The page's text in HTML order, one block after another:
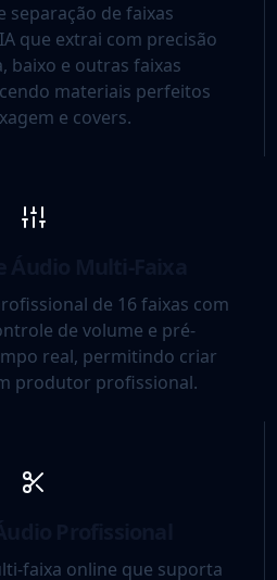
separação de faixas
que extrai com precisão
baixo e outras faixas
materiais perfeitos
e covers.
de 16 faixas com
de volume e pré-
real, permitindo criar
produtor profissional.
faixa online que suporta